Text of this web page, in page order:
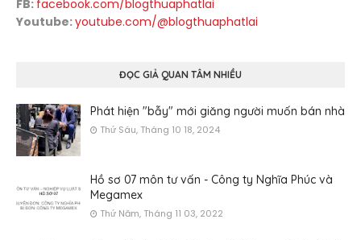
FB: facebook.com/blogthuaphatlai
Youtube:youtube.com/@blogthuaphatlai
ĐỌC GIẢ QUAN TÂM NHIỀU
Phát hiện "bẫy" mới giăng người muốn bán nhà
Thứ Sáu, Tháng 10 18, 2024
Hồ sơ 07 môn tư vấn - Công ty Nghĩa Phúc và
Megamex
Thứ Năm, Tháng 11 03, 2022